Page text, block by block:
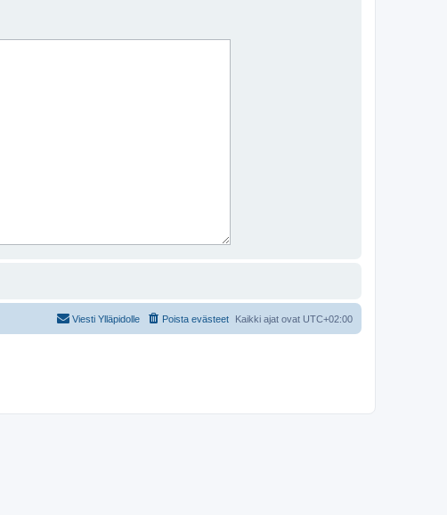
Kaikki ajat ovat UTC+02:00
Poista evästeet
Viesti Ylläpidolle